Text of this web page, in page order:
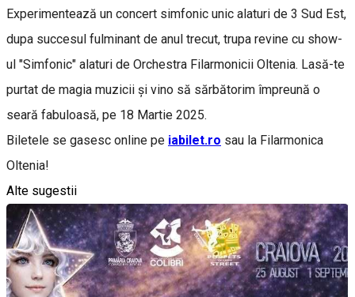
Experimentează un concert simfonic unic alaturi de 3 Sud Est,
dupa succesul fulminant de anul trecut, trupa revine cu show-
ul "Simfonic" alaturi de Orchestra Filarmonicii Oltenia. Lasă-te
purtat de magia muzicii și vino să sărbătorim împreună o
seară fabuloasă, pe 18 Martie 2025.
Biletele se gasesc online pe iabilet.ro sau la Filarmonica
Oltenia!
Alte sugestii